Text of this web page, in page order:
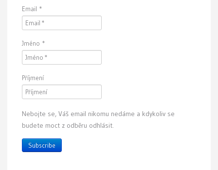
Email *
Jméno *
Příjmení
Nebojte se, Váš email nikomu nedáme a kdykoliv se
budete moct z odběru odhlásit.
Subscribe